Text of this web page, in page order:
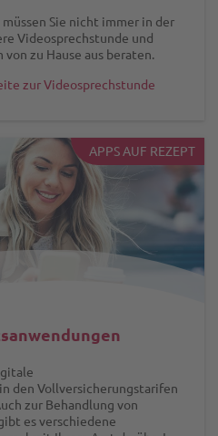
Sie nicht immer in der
Videosprechstunde und
von zu Hause aus beraten.
zur Videosprechstunde
APPS AUF REZEPT
den Vollversicherungstarifen
zur Behandlung von
es verschiedene